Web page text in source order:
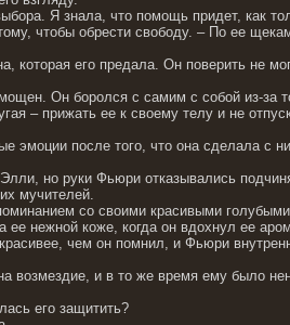
Я знала, что помощь придет, как
чтобы обрести свободу. – По ее
которая его предала. Он поверить не
Он боролся с самим с собой из-за
– прижать ее к своему телу и не
эмоции после того, что она сделала с
но руки Фьюри отказывались
мучителей.
со своими красивыми
нежной коже, когда он вдохнул ее
чем он помнил, и Фьюри
возмездие, и в то же время ему было
его защитить?